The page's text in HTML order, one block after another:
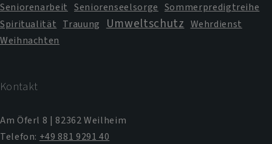
Seniorenarbeit Seniorenseelsorge Sommerpredigtreihe
Spiritualität Trauung Umweltschutz Wehrdienst
Weihnachten
Kontakt
Am Öferl 8 | 82362 Weilheim
Telefon: +49 881 9291 40